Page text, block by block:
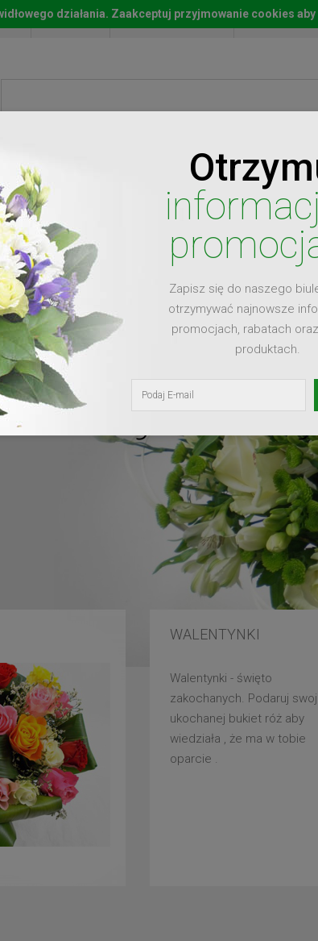
Start Moje konto Lista
WALENTYNKI
Walentynki - święto
zakochanych. Podaruj
ukochanej bukiet róż aby
wiedziała , że ma w tobie
oparcie .
Zapisz się do naszego
otrzymywać najnowsze
promocjach, rabatach
produktach.
działania. Zaakceptuj przyjmowanie cookies